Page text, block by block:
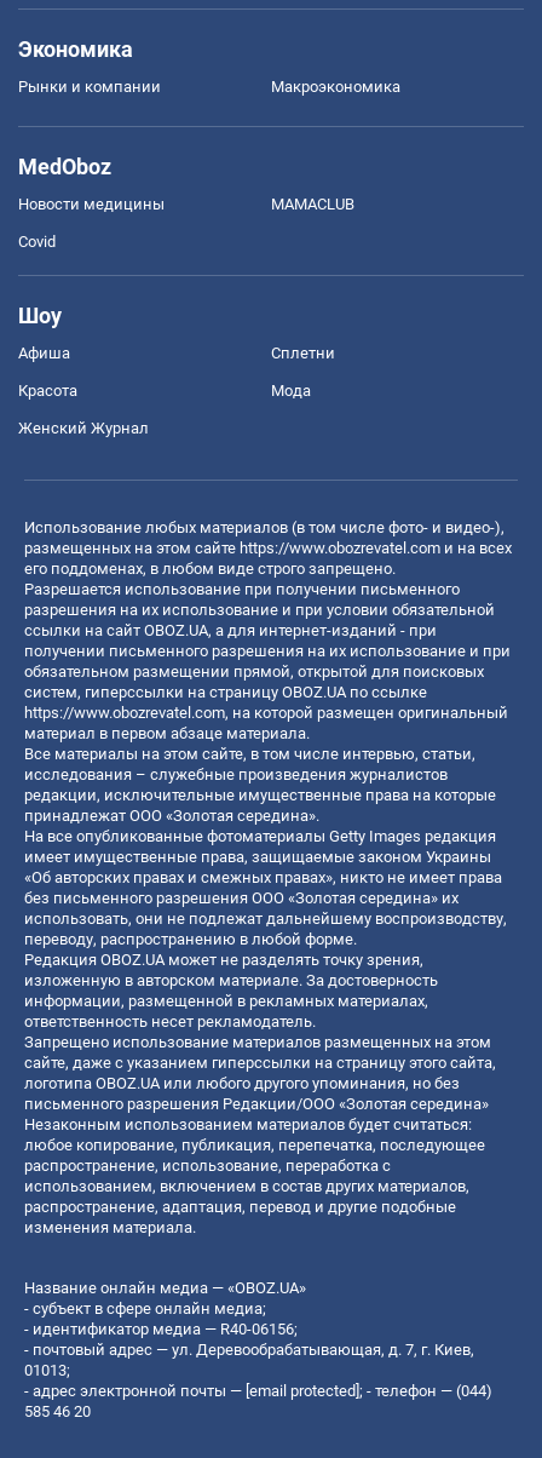
Экономика
Рынки и компании Mакроэкономика
MedOboz
Новости медицины MAMACLUB
Covid
Шоу
Афиша Сплетни
Красота Мода
Женский Журнал
Использование любых материалов (в том числе фото- и видео-),
размещенных на этом сайте https://www.obozrevatel.com и на всех
его поддоменах, в любом виде строго запрещено.
Разрешается использование при получении письменного
разрешения на их использование и при условии обязательной
ссылки на сайт OBOZ.UA, а для интернет-изданий - при
получении письменного разрешения на их использование и при
обязательном размещении прямой, открытой для поисковых
систем, гиперссылки на страницу OBOZ.UA по ссылке
https://www.obozrevatel.com, на которой размещен оригинальный
материал в первом абзаце материала.
Все материалы на этом сайте, в том числе интервью, статьи,
исследования – служебные произведения журналистов
редакции, исключительные имущественные права на которые
принадлежат ООО «Золотая середина».
На все опубликованные фотоматериалы Getty Images редакция
имеет имущественные права, защищаемые законом Украины
«Об авторских правах и смежных правах», никто не имеет права
без письменного разрешения ООО «Золотая середина» их
использовать, они не подлежат дальнейшему воспроизводству,
переводу, распространению в любой форме.
Редакция OBOZ.UA может не разделять точку зрения,
изложенную в авторском материале. За достоверность
информации, размещенной в рекламных материалах,
ответственность несет рекламодатель.
Запрещено использование материалов размещенных на этом
сайте, даже с указанием гиперссылки на страницу этого сайта,
логотипа OBOZ.UA или любого другого упоминания, но без
письменного разрешения Редакции/ООО «Золотая середина»
Незаконным использованием материалов будет считаться:
любое копирование, публикация, перепечатка, последующее
распространение, использование, переработка с
использованием, включением в состав других материалов,
распространение, адаптация, перевод и другие подобные
изменения материала.
Название онлайн медиа — «OBOZ.UA»
- субъект в сфере онлайн медиа;
- идентификатор медиа — R40-06156;
- почтовый адрес — ул. Деревообрабатывающая, д. 7, г. Киев,
01013;
- адрес электронной почты — [email protected]; - телефон — (044)
585 46 20